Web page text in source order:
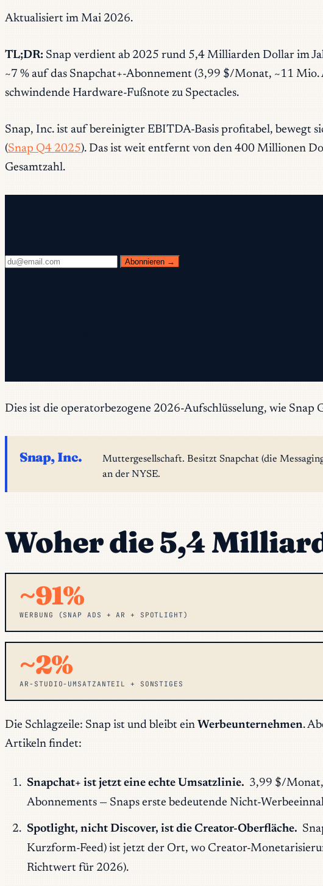
Aktualisiert im Mai 2026.
TL;DR: Snap verdient ab 2025 rund 5,4 Milliarden Dollar im
~7 % auf das Snapchat+-Abonnement (3,99 $/Monat, ~11
schwindende Hardware-Fußnote zu Spectacles.
Snap, Inc. ist auf bereinigter EBITDA-Basis profitabel, bewegt
(Snap Q4 2025). Das ist weit entfernt von den 400 Millionen
Gesamtzahl.
Abonnieren →
Dies ist die operatorbezogene 2026-Aufschlüsselung, wie Snap
Snap, Inc.
Muttergesellschaft. Besitzt Snapchat (die
an der NYSE.
Woher die 5,4
~91%
WERBUNG (SNAP ADS + AR + SPOTLIGHT)
~2%
AR-STUDIO-UMSATZANTEIL + SONSTIGES
Die Schlagzeile: Snap ist und bleibt ein Werbeunternehmen.
Artikeln findet:
Snapchat+ ist jetzt eine echte Umsatzlinie. 3,99 $/
Abonnements — Snaps erste bedeutende Nicht-
Spotlight, nicht Discover, ist die Creator-Oberfläche.
Kurzform-Feed) ist jetzt der Ort, wo Creator-
Richtwert für 2026).